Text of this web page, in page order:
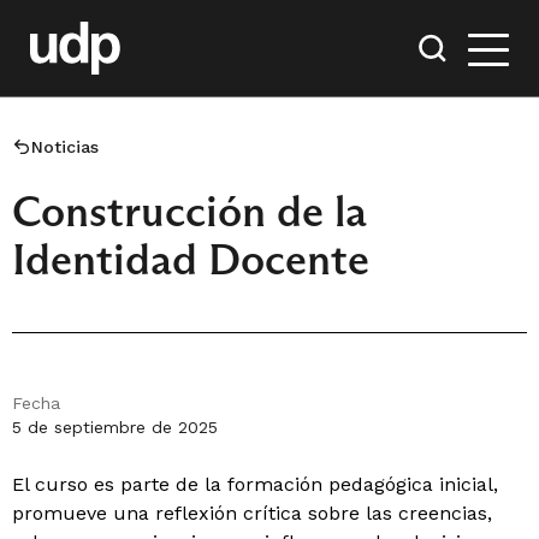
Noticias
Construcción de la
Identidad Docente
Fecha
5 de septiembre de 2025
El curso es parte de la formación pedagógica inicial,
promueve una reflexión crítica sobre las creencias,